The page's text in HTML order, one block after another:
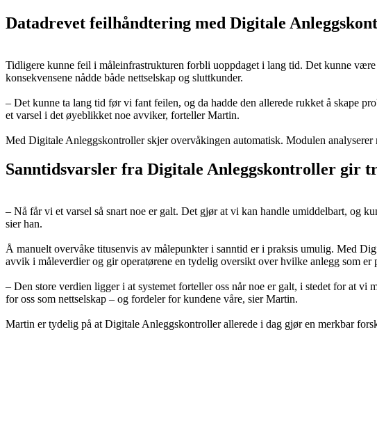
Datadrevet feilhåndtering med Digitale
Tidligere kunne feil i måleinfrastrukturen forbli uoppdaget i lang tid. Det kunne
konsekvensene nådde både nettselskap og sluttkunder.
– Det kunne ta lang tid før vi fant feilen, og da hadde den allerede rukket å skape
et varsel i det øyeblikket noe avviker, forteller Martin.
Med Digitale Anleggskontroller skjer overvåkingen automatisk. Modulen
Sanntidsvarsler fra Digitale Anleggskontroller gir
– Nå får vi et varsel så snart noe er galt. Det gjør at vi kan handle umiddelbart, og
sier han.
Å manuelt overvåke titusenvis av målepunkter i sanntid er i praksis umulig. Med
avvik i måleverdier og gir operatørene en tydelig oversikt over hvilke anlegg som er
– Den store verdien ligger i at systemet forteller oss når noe er galt, i stedet for at
for oss som nettselskap – og fordeler for kundene våre, sier Martin.
Martin er tydelig på at Digitale Anleggskontroller allerede i dag gjør en merkbar